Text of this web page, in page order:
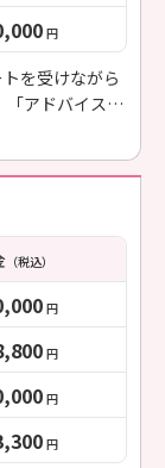
円
を受けながら
「アドバイスが
（税込）
円
円
円
円